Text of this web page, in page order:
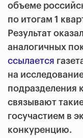
объеме
по итогам 1
Результат
аналогичных
ссылается
на
подразделения
связывают
госучастием в
конкуренцию.